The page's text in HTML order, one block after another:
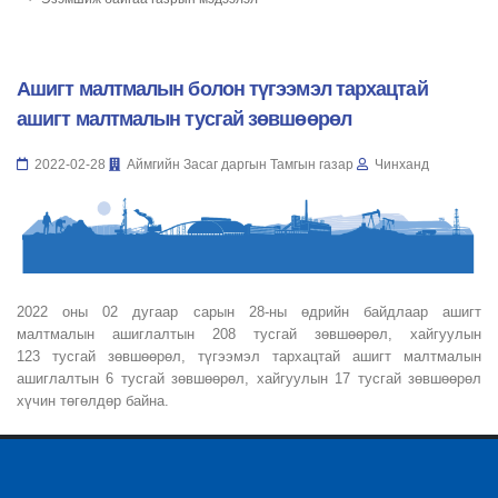
Ашигт малтмалын болон түгээмэл тархацтай
ашигт малтмалын тусгай зөвшөөрөл
2022-02-28 Аймгийн Засаг даргын Тамгын газар Чинханд
2022 оны 02 дугаар сарын 28-ны өдрийн байдлаар ашигт
малтмалын ашиглалтын 208 тусгай зөвшөөрөл, хайгуулын
123 тусгай зөвшөөрөл, түгээмэл тархацтай ашигт малтмалын
ашиглалтын 6 тусгай зөвшөөрөл, хайгуулын 17 тусгай зөвшөөрөл
хүчин төгөлдөр байна.